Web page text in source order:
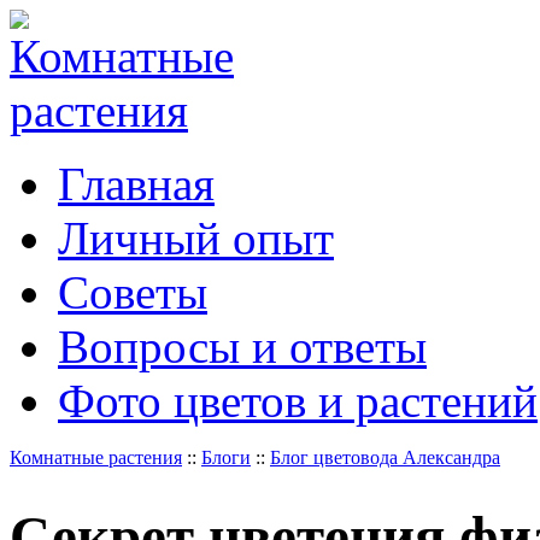
Главная
Личный опыт
Советы
Вопросы и ответы
Фото цветов и растений
Комнатные растения :: Блоги :: Блог цветовода Александра